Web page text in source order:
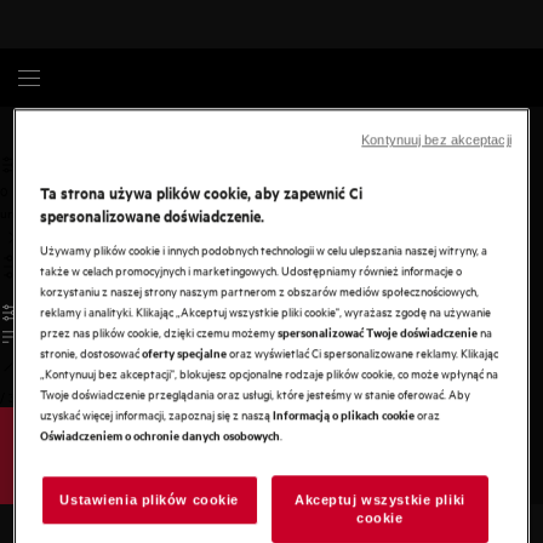
undefined
Ta strona używa plików cookie, aby zapewnić Ci
spersonalizowane doświadczenie.
Używamy plików cookie i innych podobnych technologii w celu ulepszania naszej witryny, a
także w celach promocyjnych i marketingowych. Udostępniamy również informacje o
korzystaniu z naszej strony naszym partnerom z obszarów mediów społecznościowych,
reklamy i analityki. Klikając „Akceptuj wszystkie pliki cookie", wyrażasz zgodę na używanie
przez nas plików cookie, dzięki czemu możemyspersonalizować Twoje doświadczeniena
stronie, dostosowaćoferty specjalneoraz wyświetlać Ci spersonalizowane reklamy. Klikając
„Kontynuuj bez akceptacji", blokujesz opcjonalne rodzaje plików cookie, co może wpłynąć na
Twoje doświadczenie przeglądania oraz usługi, które jesteśmy w stanie oferować. Aby
uzyskać więcej informacji, zapoznaj się z nasząInformacją o plikach cookieoraz
Oświadczeniem o ochronie danych osobowych.
Ustawienia plików cookie
Akceptuj wszystkie pliki
cookie
Kontynuuj bez akceptacji